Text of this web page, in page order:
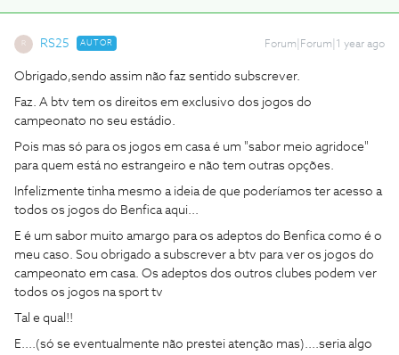
R RS25 AUTOR Forum|Forum|1 year ago
Obrigado,sendo assim não faz sentido subscrever.
Faz. A btv tem os direitos em exclusivo dos jogos do
campeonato no seu estádio.
Pois mas só para os jogos em casa é um "sabor meio agridoce"
para quem está no estrangeiro e não tem outras opções.
Infelizmente tinha mesmo a ideia de que poderíamos ter acesso a
todos os jogos do Benfica aqui...
E é um sabor muito amargo para os adeptos do Benfica como é o
meu caso. Sou obrigado a subscrever a btv para ver os jogos do
campeonato em casa. Os adeptos dos outros clubes podem ver
todos os jogos na sport tv
Tal e qual!!
E....(só se eventualmente não prestei atenção mas)....seria algo